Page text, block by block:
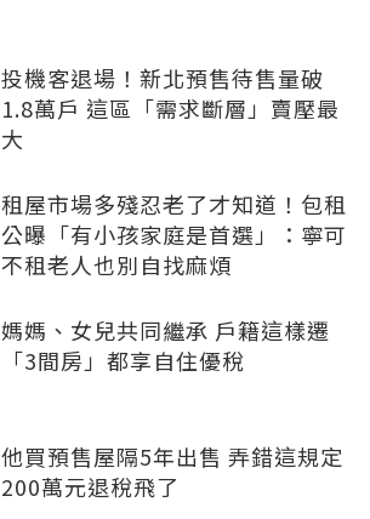
投機客退場！新北預售待售量破
1.8萬戶 這區「需求斷層」賣壓最
大
租屋市場多殘忍老了才知道！包租
公曝「有小孩家庭是首選」：寧可
不租老人也別自找麻煩
媽媽、女兒共同繼承 戶籍這樣遷
「3間房」都享自住優稅
他買預售屋隔5年出售 弄錯這規定
200萬元退稅飛了